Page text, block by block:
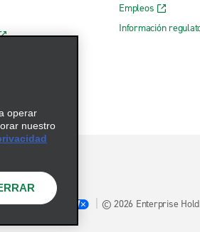
Empleos
Información
de privacidad © 2026 Enterprise
operar
nuestro